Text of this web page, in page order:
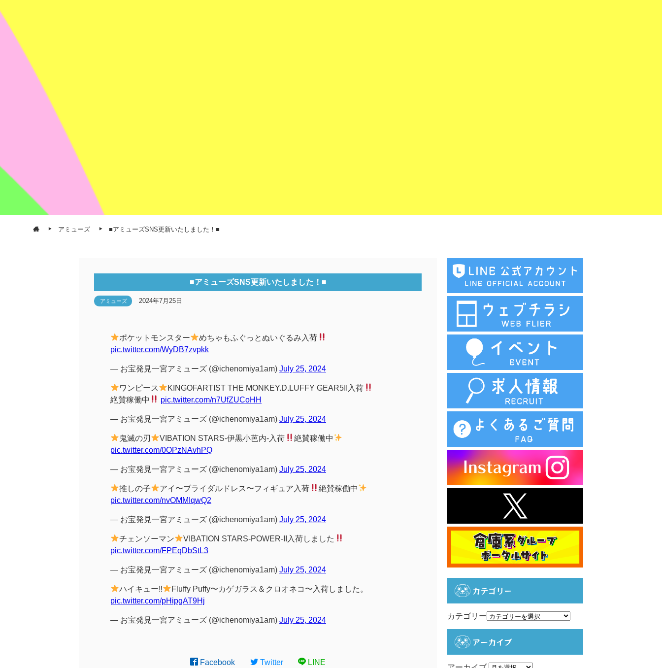
アミューズ ■アミューズSNS更新いたしました！■
■アミューズSNS更新いたしました！■
アミューズ 2024年7月25日
ポケットモンスター
めちゃもふぐっとぬいぐるみ入荷
pic.twitter.com/WyDB7zvpkk
— お宝発見一宮アミューズ (@ichenomiya1am) July 25, 2024
ワンピース
KINGOFARTIST THE MONKEY.D.LUFFY GEAR5II入荷
絶賛稼働中
pic.twitter.com/n7UfZUCoHH
— お宝発見一宮アミューズ (@ichenomiya1am) July 25, 2024
鬼滅の刃 VIBATION STARS-伊黒小芭内-入荷
絶賛稼働中
pic.twitter.com/0OPzNAvhPQ
— お宝発見一宮アミューズ (@ichenomiya1am) July 25, 2024
推しの子 アイ〜ブライダルドレス〜フィギュア入荷
絶賛稼働中
pic.twitter.com/nvOMMIqwQ2
— お宝発見一宮アミューズ (@ichenomiya1am) July 25, 2024
チェンソーマン
VIBATION STARS-POWER-II入荷しました
pic.twitter.com/FPEqDbStL3
— お宝発見一宮アミューズ (@ichenomiya1am) July 25, 2024
ハイキュー‼︎
Fluffy Puffy〜カゲガラス＆クロオネコ〜入荷しました。
pic.twitter.com/pHipgAT9Hj
— お宝発見一宮アミューズ (@ichenomiya1am) July 25, 2024
Facebook Twitter LINE
カテゴリー
カテゴリー
アーカイブ